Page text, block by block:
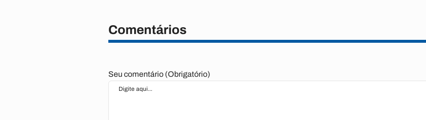
Comentários
Seu comentário (Obrigatório)